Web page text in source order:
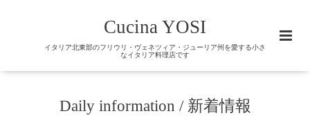
Cucina YOSI
イタリア北東部のフリウリ・ヴェネツィア・ジューリア州を愛する小さ
なイタリア料理店です
Daily information / 新着情報